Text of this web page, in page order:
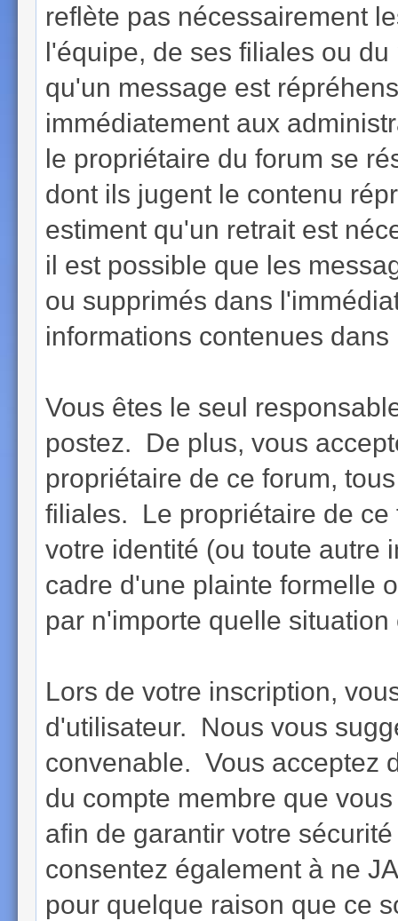
reflète pas nécessairement
l'équipe, de ses filiales ou
qu'un message est
immédiatement aux
le propriétaire du forum se
dont ils jugent le contenu
estiment qu'un retrait est
il est possible que les
ou supprimés dans
informations contenues
Vous êtes le seul
postez. De plus, vous
propriétaire de ce forum,
filiales. Le propriétaire de ce
votre identité (ou toute autre
cadre d'une plainte formelle
par n'importe quelle
Lors de votre inscription,
d'utilisateur. Nous vous
convenable. Vous acceptez
du compte membre que
afin de garantir votre
consentez également à ne
pour quelque raison que ce